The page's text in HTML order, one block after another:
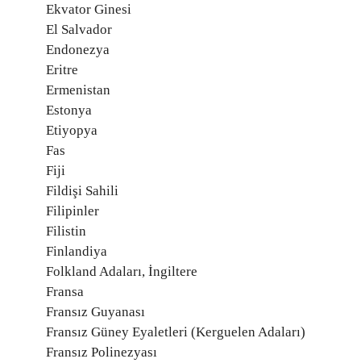
Ekvator Ginesi
El Salvador
Endonezya
Eritre
Ermenistan
Estonya
Etiyopya
Fas
Fiji
Fildişi Sahili
Filipinler
Filistin
Finlandiya
Folkland Adaları, İngiltere
Fransa
Fransız Guyanası
Fransız Güney Eyaletleri (Kerguelen Adaları)
Fransız Polinezyası